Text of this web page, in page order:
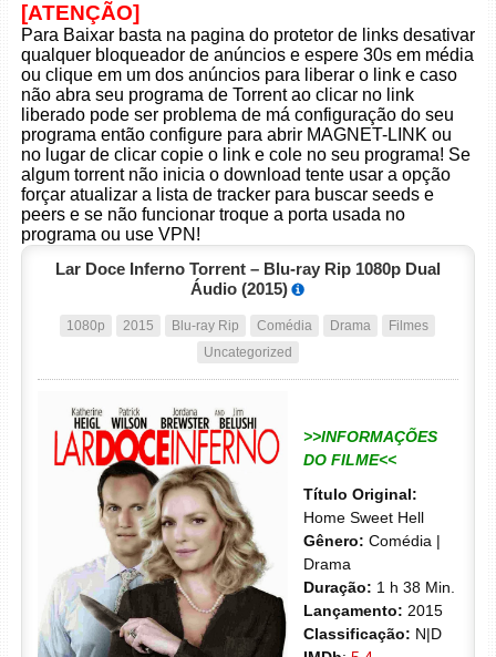
[ATENÇÃO]
Para Baixar basta na pagina do protetor de links desativar
qualquer bloqueador de anúncios e espere 30s em média
ou clique em um dos anúncios para liberar o link e caso
não abra seu programa de Torrent ao clicar no link
liberado pode ser problema de má configuração do seu
programa então configure para abrir MAGNET-LINK ou
no lugar de clicar copie o link e cole no seu programa! Se
algum torrent não inicia o download tente usar a opção
forçar atualizar a lista de tracker para buscar seeds e
peers e se não funcionar troque a porta usada no
programa ou use VPN!
Lar Doce Inferno Torrent – Blu-ray Rip 1080p Dual
Áudio (2015)
1080p 2015 Blu-ray Rip Comédia Drama
Filmes
Uncategorized
>>INFORMAÇÕES
DO FILME<<
Título Original:
Home Sweet Hell
Gênero: Comédia |
Drama
Duração: 1 h 38 Min.
Lançamento: 2015
Classificação: N|D